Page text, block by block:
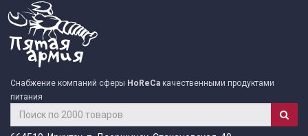
Снабжение компаний сферы HoReCa качественными продуктами
питания